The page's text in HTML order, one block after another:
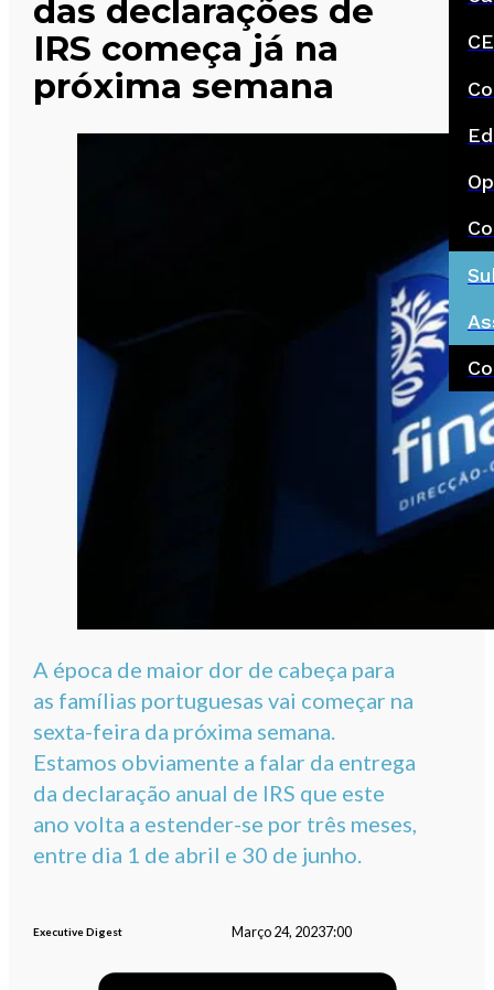
das declarações de
IRS começa já na
próxima semana
A época de maior dor de cabeça para
as famílias portuguesas vai começar na
sexta-feira da próxima semana.
Estamos obviamente a falar da entrega
da declaração anual de IRS que este
ano volta a estender-se por três meses,
entre dia 1 de abril e 30 de junho.
Executive Digest Março 24, 20237:00